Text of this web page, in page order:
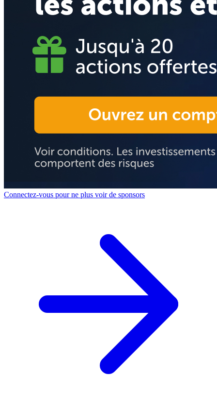
Connectez-vous pour ne plus voir de sponsors